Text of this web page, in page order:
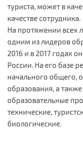
туриста, может в
качестве сотрудника.
На протяжении всех
одним из лидеров
2016 и в 2017 годах
России. На его базе
начального общего,
образования, а
образовательные
технические,
биологические.